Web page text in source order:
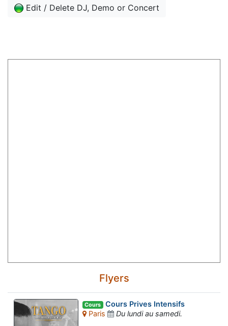
Edit / Delete DJ, Demo or Concert
Flyers
Cours Cours Prives Intensifs
Paris
Du lundi au samedi.